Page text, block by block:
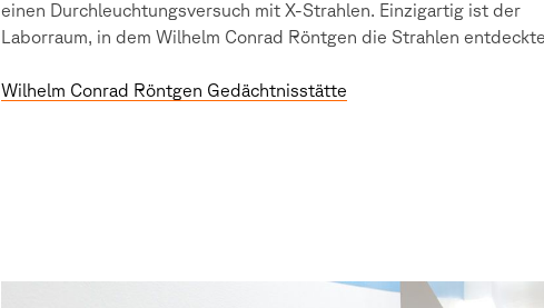
einen Durchleuchtungsversuch mit X-Strahlen. Einzigartig ist der
Laborraum, in dem Wilhelm Conrad Röntgen die Strahlen
Wilhelm Conrad Röntgen Gedächtnisstätte